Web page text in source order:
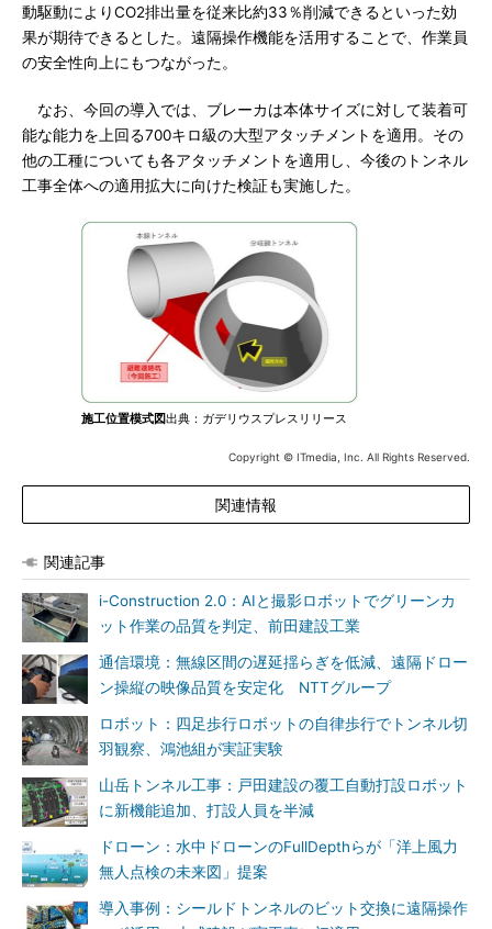
動駆動によりCO2排出量を従来比約33％削減できるといった効
果が期待できるとした。遠隔操作機能を活用することで、作業員
の安全性向上にもつながった。
なお、今回の導入では、ブレーカは本体サイズに対して装着可
能な能力を上回る700キロ級の大型アタッチメントを適用。その
他の工種についても各アタッチメントを適用し、今後のトンネル
工事全体への適用拡大に向けた検証も実施した。
施工位置模式図出典：ガデリウスプレスリリース
Copyright © ITmedia, Inc. All Rights Reserved.
関連情報
関連記事
i-Construction 2.0：AIと撮影ロボットでグリーンカ
ット作業の品質を判定、前田建設工業
通信環境：無線区間の遅延揺らぎを低減、遠隔ドロー
ン操縦の映像品質を安定化 NTTグループ
ロボット：四足歩行ロボットの自律歩行でトンネル切
羽観察、鴻池組が実証実験
山岳トンネル工事：戸田建設の覆工自動打設ロボット
に新機能追加、打設人員を半減
ドローン：水中ドローンのFullDepthらが「洋上風力
無人点検の未来図」提案
導入事例：シールドトンネルのビット交換に遠隔操作